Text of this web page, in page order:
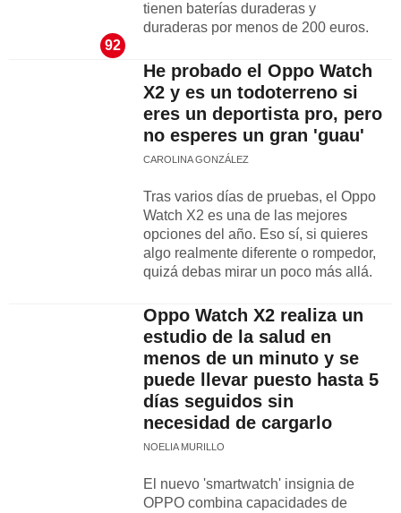
tienen baterías duraderas y
duraderas por menos de 200 euros.
92
He probado el Oppo Watch
X2 y es un todoterreno si
eres un deportista pro, pero
no esperes un gran 'guau'
CAROLINA GONZÁLEZ
Tras varios días de pruebas, el Oppo
Watch X2 es una de las mejores
opciones del año. Eso sí, si quieres
algo realmente diferente o rompedor,
quizá debas mirar un poco más allá.
Oppo Watch X2 realiza un
estudio de la salud en
menos de un minuto y se
puede llevar puesto hasta 5
días seguidos sin
necesidad de cargarlo
NOELIA MURILLO
El nuevo 'smartwatch' insignia de
OPPO combina capacidades de